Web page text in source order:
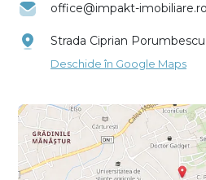
office@impakt-imobiliare.ro
Strada Ciprian
Deschide în Google Maps